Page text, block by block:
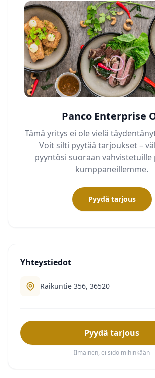
Panco Enterprise
Tämä yritys ei ole vielä
Voit silti pyytää tarjoukset –
pyyntösi suoraan vahvistetuille
kumppaneillemme.
Pyydä tarjous
Yhteystiedot
Raikuntie 356, 36520
Pyydä tarjous
Ilmainen, ei sido mihinkään